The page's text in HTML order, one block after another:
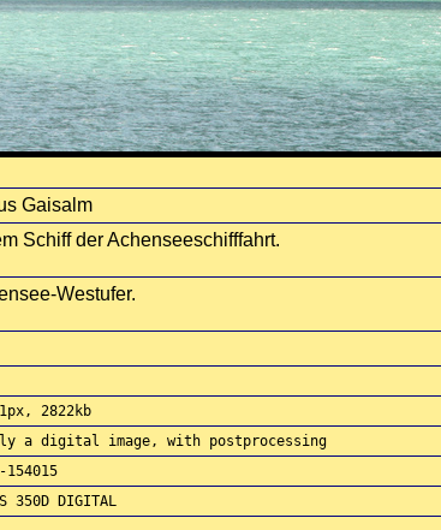
Gaisalm
Schiff der Achenseeschifffahrt.
Westufer.
2822kb
a digital image, with postprocessing
154015
350D DIGITAL